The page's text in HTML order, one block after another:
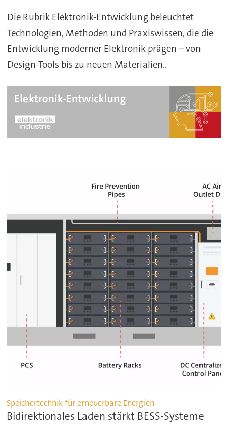
Die Rubrik Elektronik-Entwicklung beleuchtet
Technologien, Methoden und Praxiswissen, die die
Entwicklung moderner Elektronik prägen – von
Design-Tools bis zu neuen Materialien..
Speichertechnik für erneuerbare Energien
Bidirektionales Laden stärkt BESS-Systeme